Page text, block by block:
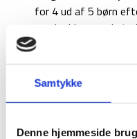
Samtykke
Denne hjemmeside
for 4 ud af 5 børn
vender hjem med
og troen på, at de
er præcis den slags
op om.
Bidrag skaber lys i